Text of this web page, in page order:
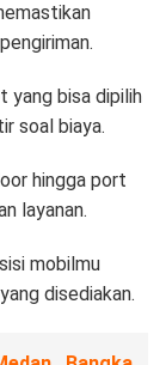
yang bisa dipilih
soal biaya.
hingga port
layanan.
mobilmu
disediakan.